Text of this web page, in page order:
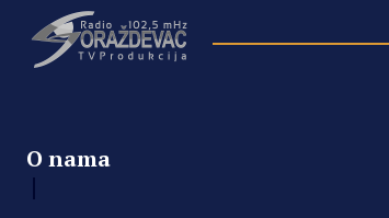
O nama